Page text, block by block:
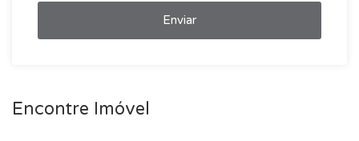
Enviar
Encontre Imóvel